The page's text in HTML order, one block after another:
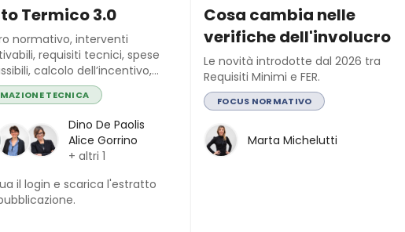
Termico 3.0
normativo, interventi
requisiti tecnici, spese
calcolo dell’incentivo,
GSE e casi studio completi
tecniche e applicazione
TECNICA
Dino De Paolis
Alice Gorrino
+ altri 1
il login e scarica l'estratto
Cosa cambia nelle
verifiche dell'involucro
Le novità introdotte dal 2026 tra
Requisiti Minimi e FER.
FOCUS NORMATIVO
Marta Michelutti